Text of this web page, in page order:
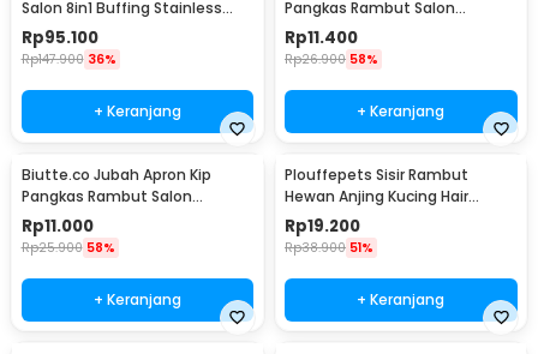
Salon 8in1 Buffing Stainless
Steel 4Cr13 - 440C
Rp95.100
Rp147.900 36%
+ Keranjang
Pangkas Rambut Salon
Barbershop Cape Nylon - WB03
Rp11.400
Rp26.900 58%
+ Keranjang
Biutte.co Jubah Apron Kip
Pangkas Rambut Salon
Barbershop Cape - WB20
Rp11.000
Rp25.900 58%
+ Keranjang
Plouffepets Sisir Rambut
Hewan Anjing Kucing Hair
Removal Comb - AES0124
Rp19.200
Rp38.900 51%
+ Keranjang